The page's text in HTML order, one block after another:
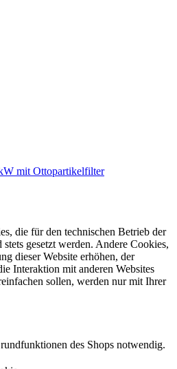
mit Ottopartikelfilter
die für den technischen Betrieb der
gesetzt werden. Andere Cookies,
dieser Website erhöhen, der
Interaktion mit anderen Websites
sollen, werden nur mit Ihrer
des Shops notwendig.